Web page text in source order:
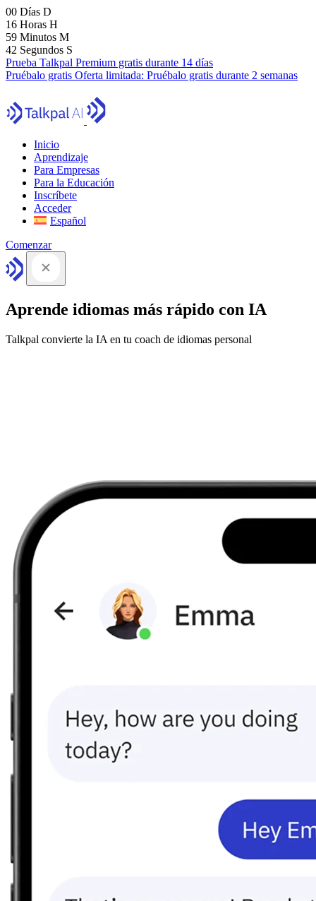
00 Días D
16 Horas H
59 Minutos M
41 Segundos S
Prueba Talkpal Premium gratis durante 14 días
Pruébalo gratis Oferta limitada: Pruébalo gratis durante 2 semanas
Inicio
Aprendizaje
Para Empresas
Para la Educación
Inscríbete
Acceder
Español
Comenzar
Aprende idiomas más rápido con IA
Talkpal convierte la IA en tu coach de idiomas personal